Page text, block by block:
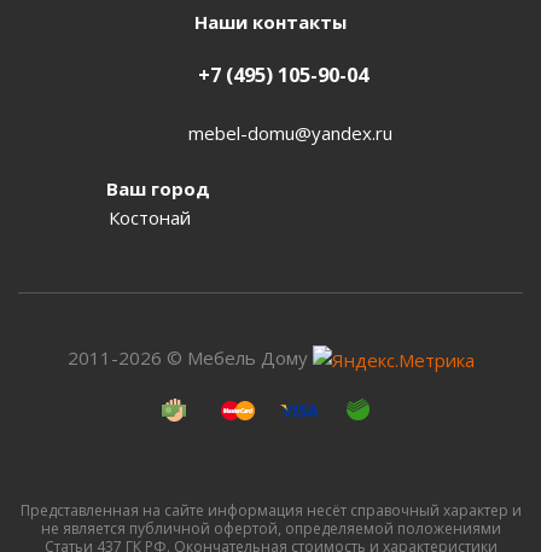
Наши контакты
+7 (495) 105-90-04
mebel-domu@yandex.ru
Ваш город
Костонай
2011-2026 © Мебель Дому
Представленная на сайте информация несёт справочный характер и
не является публичной офертой, определяемой положениями
Статьи 437 ГК РФ. Окончательная стоимость и характеристики